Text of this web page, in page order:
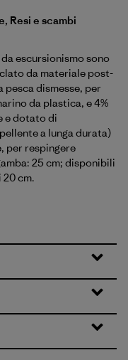
Resi e scambi
escursionismo sono
da materiale post-
dismesse, per
da plastica, e 4%
e dotato di
a lunga durata)
per respingere
25 cm; disponibili
20 cm.